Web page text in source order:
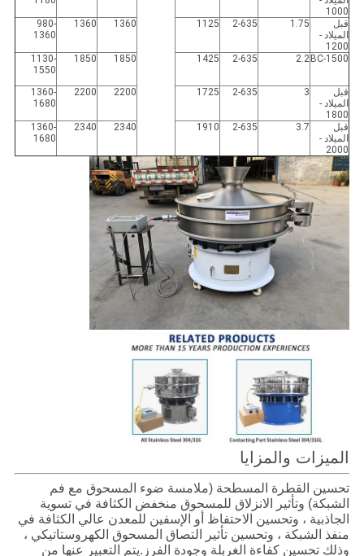
1000
قبل
الميلاد -
1200
1.75
2-635
1125
1360
1360
980-
1360
BC-1500
2.2
2-635
1425
1850
1850
1130-
1550
قبل
الميلاد -
1800
3
2-635
1725
2200
2200
1360-
1680
قبل
الميلاد -
2000
3.7
2-635
1910
2340
2340
1360-
1680
الميزات والمزايا
تحسين القطرة المسطحة (ملامسة ضوء المسحوق مع فم
الشبكة) وتأثير الانزلاق للمسحوق منخفض الكثافة في تسوية
الجاذبية ، وتحسين الاحتفاظ أو الإسفين للمعدن عالي الكثافة في
منفذ الشبكة ، وتحسين تأثير التصاق المسحوق الكهروستاتيكي ،
وذلك تحسين كفاءة الغربلة وجودة الفرز.يتم التعبير عنها من